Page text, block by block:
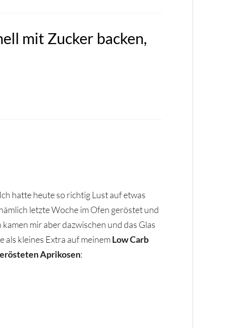
mit Zucker backen,
hatte heute so richtig Lust auf etwas
letzte Woche im Ofen geröstet und
mir aber dazwischen und das Glas
als kleines Extra auf meinem Low Carb
Aprikosen: